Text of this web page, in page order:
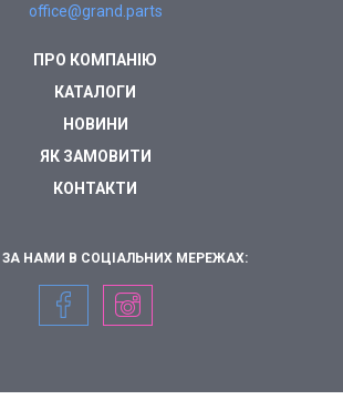
ПРО КОМПАНІЮ
КАТАЛОГИ
НОВИНИ
ЯК ЗАМОВИТИ
КОНТАКТИ
office@grand.parts
ЗА НАМИ В СОЦІАЛЬНИХ МЕРЕЖАХ: